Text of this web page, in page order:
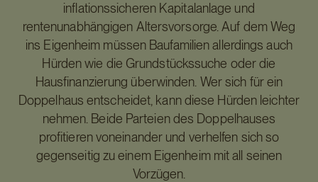
inflationssicheren Kapitalanlage und
rentenunabhängigen Altersvorsorge. Auf dem Weg
ins Eigenheim müssen Baufamilien allerdings auch
Hürden wie die Grundstückssuche oder die
Hausfinanzierung überwinden. Wer sich für ein
Doppelhaus entscheidet, kann diese Hürden leichter
nehmen. Beide Parteien des Doppelhauses
profitieren voneinander und verhelfen sich so
gegenseitig zu einem Eigenheim mit all seinen
Vorzügen.